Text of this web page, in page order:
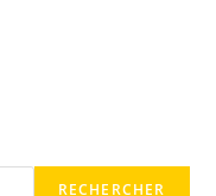
RECHERCHER